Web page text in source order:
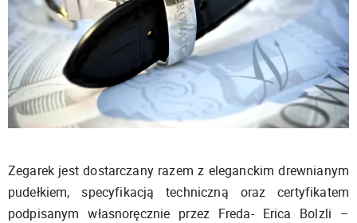
Zegarek jest dostarczany razem z eleganckim drewnianym
pudełkiem, specyfikacją techniczną oraz certyfikatem
podpisanym własnoręcznie przez Freda- Erica Bolzli –